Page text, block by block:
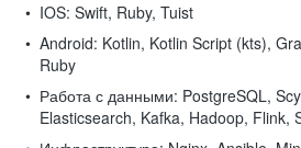
IOS: Swift, Ruby, Tuist
Android: Kotlin, Kotlin Script (kts),
Ruby
Работа с данными: PostgreSQL,
Elasticsearch, Kafka, Hadoop, Flink,